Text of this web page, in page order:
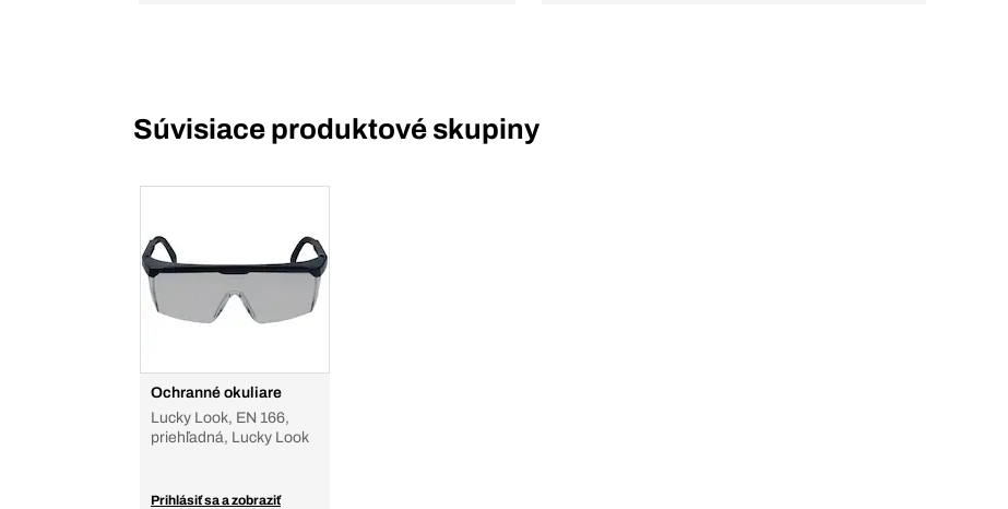
Súvisiace produktové skupiny
Ochranné okuliare
Lucky Look, EN 166,
priehľadná, Lucky Look
Prihlásiť sa a zobraziť